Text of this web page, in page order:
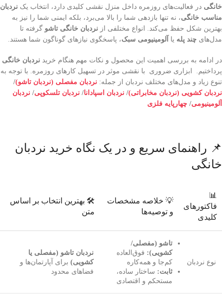
خانگی در فعالیت‌های روزمره داخل منزل نقشی کلیدی دارد، انتخاب یک نردبان
مناسب خانگی، نه تنها بازدهی شما را بالا می‌برد، بلکه ایمنی شما را نیز به
بهترین شکل حفظ می‌کند. انواع مختلفی از نردبان خانگی تاشو گرفته تا
مدل‌های چند پله یا آلومینیومی سبک، پاسخگوی نیازهای گوناگون شما هستند.
در ادامه به بررسی اهمیت این محصول و نکات مهم هنگام خرید نردبان خانگی
پرداختیم. ابزاری ضروری با نقشی موثر در تسهیل کارهای روزمره. با توجه به
تنوع زیاد و مدل‌های مختلف نردبان از جمله: نردبان مفصلی (نردبان تاشو)/
نردبان کشویی (نردبان مخابراتی)/ نردبان اسپادانا/ نردبان تلسکوپی/ نردبان
آلومینیومی/ چهارپایه فلزی
📌 راهنمای سریع و در یک نگاه خرید نردبان
خانگی
📊
فاکتورهای
کلیدی
💡 خلاصه‌ مشخصات
و توصیه‌ها
🛠️ بهترین انتخاب بر اساس
متن
نوع نردبان
تاشو (مفصلی/
کشویی): فوق‌العاده
کم‌جا و همه‌کاره
ثابت: ساختار ساده،
مستحکم و اقتصادی
نردبان تاشو (مفصلی یا
کشویی) برای آپارتمان‌ها و
فضاهای محدود